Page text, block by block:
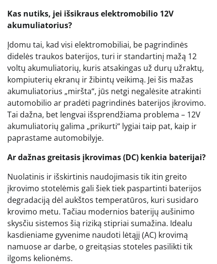
Kas nutiks, jei išsikraus elektromobilio 12V
akumuliatorius?
Įdomu tai, kad visi elektromobiliai, be pagrindinės
didelės traukos baterijos, turi ir standartinį mažą 12
voltų akumuliatorių, kuris atsakingas už durų užraktų,
kompiuterių ekranų ir žibintų veikimą. Jei šis mažas
akumuliatorius „miršta“, jūs netgi negalėsite atrakinti
automobilio ar pradėti pagrindinės baterijos įkrovimo.
Tai dažna, bet lengvai išsprendžiama problema – 12V
akumuliatorių galima „prikurti“ lygiai taip pat, kaip ir
paprastame automobilyje.
Ar dažnas greitasis įkrovimas (DC) kenkia baterijai?
Nuolatinis ir išskirtinis naudojimasis tik itin greito
įkrovimo stotelėmis gali šiek tiek paspartinti baterijos
degradaciją dėl aukštos temperatūros, kuri susidaro
krovimo metu. Tačiau modernios baterijų aušinimo
skysčiu sistemos šią riziką stipriai sumažina. Idealu
kasdieniame gyvenime naudoti lėtąjį (AC) krovimą
namuose ar darbe, o greitąsias stoteles pasilikti tik
ilgoms kelionėms.